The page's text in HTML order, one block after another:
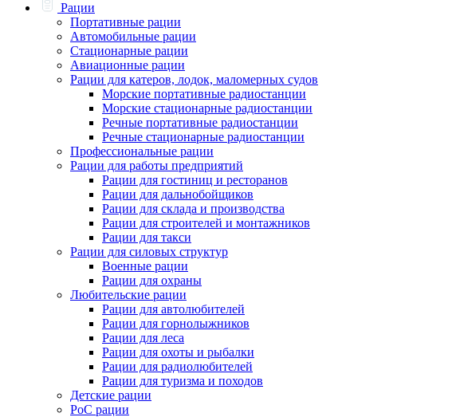
Рации
Портативные рации
Автомобильные рации
Стационарные рации
Авиационные рации
Рации для катеров, лодок, маломерных судов
Морские портативные радиостанции
Морские стационарные радиостанции
Речные портативные радиостанции
Речные стационарные радиостанции
Профессиональные рации
Рации для работы предприятий
Рации для гостиниц и ресторанов
Рации для дальнобойщиков
Рации для склада и производства
Рации для строителей и монтажников
Рации для такси
Рации для силовых структур
Военные рации
Рации для охраны
Любительские рации
Рации для автолюбителей
Рации для горнолыжников
Рации для леса
Рации для охоты и рыбалки
Рации для радиолюбителей
Рации для туризма и походов
Детские рации
PoC рации